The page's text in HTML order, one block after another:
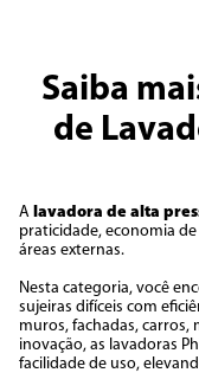
Saiba
de
A lavadora de alta
praticidade, economia
áreas externas.
Nesta categoria, você
sujeiras difíceis com
muros, fachadas, carros,
inovação, as lavadoras
facilidade de uso,